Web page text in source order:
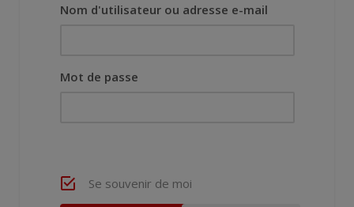
Nom d'utilisateur ou adresse e-mail
Mot de passe
Se souvenir de moi